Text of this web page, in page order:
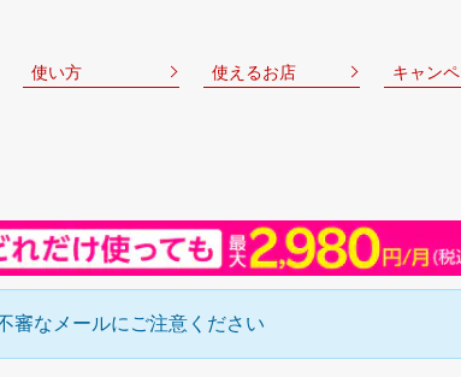
使い方 使えるお店 キャン
審なメールにご注意ください